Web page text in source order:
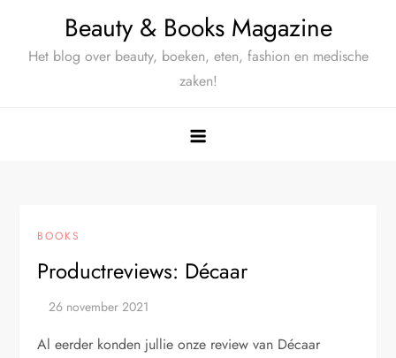
Beauty & Books Magazine
Het blog over beauty, boeken, eten, fashion en medische
zaken!
BOOKS
Productreviews: Décaar
Al eerder konden jullie onze review van Décaar